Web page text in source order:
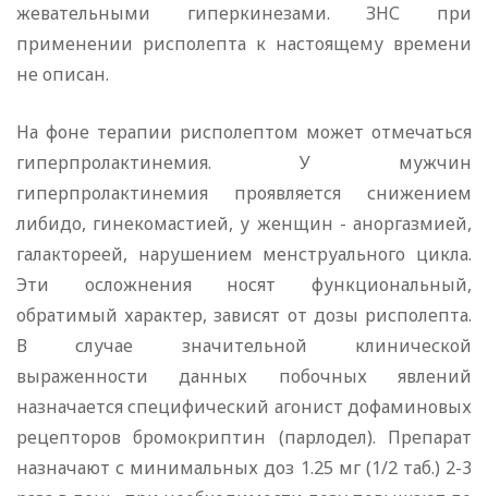
жевательными гиперкинезами. ЗНС при
применении рисполепта к настоящему времени
не описан.
На фоне терапии рисполептом может отмечаться
гиперпролактинемия. У мужчин
гиперпролактинемия проявляется снижением
либидо, гинекомастией, у женщин - аноргазмией,
галактореей, нарушением менструального цикла.
Эти осложнения носят функциональный,
обратимый характер, зависят от дозы рисполепта.
В случае значительной клинической
выраженности данных побочных явлений
назначается специфический агонист дофаминовых
рецепторов бромокриптин (парлодел). Препарат
назначают с минимальных доз 1.25 мг (1/2 таб.) 2-3